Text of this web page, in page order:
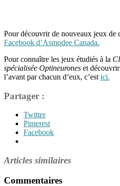
Pour découvrir de nouveaux jeux de
Facebook d’Asmodee Canada.
Pour connaître les jeux étudiés à la
spécialisée Optineurones et
l’avant par chacun d’eux, c’est ici.
Partager :
Twitter
Pinterest
Facebook
Articles similaires
Commentaires